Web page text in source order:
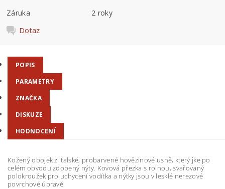
Záruka
2 roky
Dotaz
POPIS
PARAMETRY
ZNAČKA
DISKUZE
HODNOCENÍ
Kožený obojek z italské, probarvené hovězinové usně, který jke po
celém obvodu zdobený nýty. Kovová přezka s rolnou, svařovaný
polokroužek pro uchycení vodítka a nýtky jsou v lesklé nerezové
povrchové úpravě.